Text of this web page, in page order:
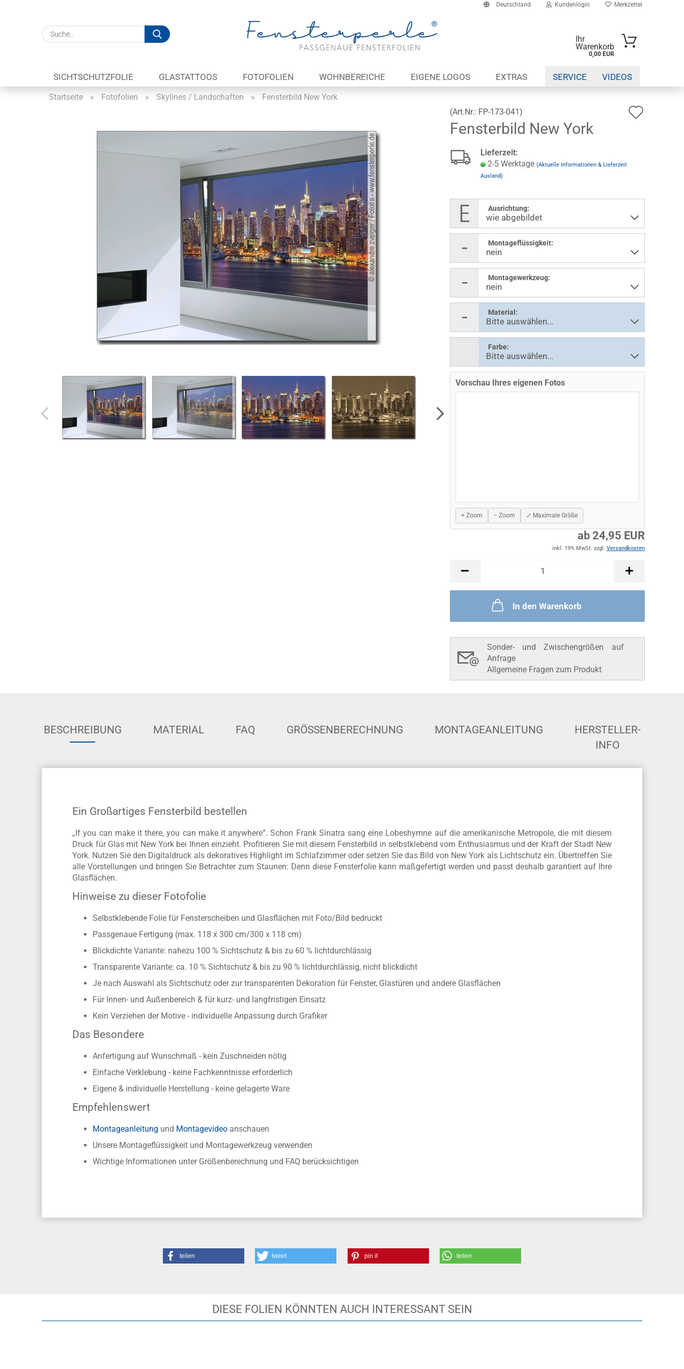
Deutschland
Lieferland
Kundenlogin
Passwort
Passwort vergessen?
Merkzettel
Suche...
Ihr
Warenkorb
0,00 EUR
SICHTSCHUTZFOLIE GLASTATTOOS FOTOFOLIEN WOHNBEREICHE EIGENE LOGOS EXTRAS SERVICE VIDEOS
Startseite » Fotofolien » Skylines / Landschaften »
Fensterbild New York
(Art.Nr.: FP-173-041)
Fensterbild New York
Lieferzeit:
2-5 Werktage (Aktuelle Informationen & Lieferzeit
Ausland)
Ausrichtung:
Montageflüssigkeit:
Montagewerkzeug:
Material:
Farbe:
Vorschau Ihres eigenen Fotos
+ Zoom − Zoom ⤢ Maximale Größe
ab 24,95 EUR
inkl. 19% MwSt. zzgl. Versandkosten
In den Warenkorb
Sonder- und Zwischengrößen auf
Anfrage
Allgemeine Fragen zum Produkt
BESCHREIBUNG MATERIAL FAQ GRÖSSENBERECHNUNG MONTAGEANLEITUNG
HERSTELLER-
INFO
Ein Großartiges Fensterbild bestellen
„If you can make it there, you can make it anywhere”. Schon Frank Sinatra sang eine Lobeshymne auf die amerikanische Metropole, die mit diesem
Druck für Glas mit New York bei Ihnen einzieht. Profitieren Sie mit diesem Fensterbild in selbstklebend vom Enthusiasmus und der Kraft der Stadt New
York. Nutzen Sie den Digitaldruck als dekoratives Highlight im Schlafzimmer oder setzen Sie das Bild von New York als Lichtschutz ein. Übertreffen Sie
alle Vorstellungen und bringen Sie Betrachter zum Staunen: Denn diese Fensterfolie kann maßgefertigt werden und passt deshalb garantiert auf Ihre
Glasflächen.
Hinweise zu dieser Fotofolie
Selbstklebende Folie für Fensterscheiben und Glasflächen mit Foto/Bild bedruckt
Passgenaue Fertigung (max. 118 x 300 cm/300 x 118 cm)
Blickdichte Variante: nahezu 100 % Sichtschutz & bis zu 60 % lichtdurchlässig
Transparente Variante: ca. 10 % Sichtschutz & bis zu 90 % lichtdurchlässig, nicht blickdicht
Je nach Auswahl als Sichtschutz oder zur transparenten Dekoration für Fenster, Glastüren und andere Glasflächen
Für Innen- und Außenbereich & für kurz- und langfristigen Einsatz
Kein Verziehen der Motive - individuelle Anpassung durch Grafiker
Das Besondere
Anfertigung auf Wunschmaß - kein Zuschneiden nötig
Einfache Verklebung - keine Fachkenntnisse erforderlich
Eigene & individuelle Herstellung - keine gelagerte Ware
Empfehlenswert
Montageanleitung und Montagevideo anschauen
Unsere Montageflüssigkeit und Montagewerkzeug verwenden
Wichtige Informationen unter Größenberechnung und FAQ berücksichtigen
teilen tweet pin it teilen
DIESE FOLIEN KÖNNTEN AUCH INTERESSANT SEIN